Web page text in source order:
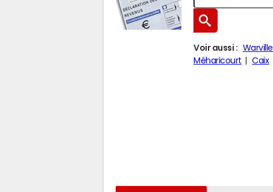
Voir aussi :
Méharicourt
Caix